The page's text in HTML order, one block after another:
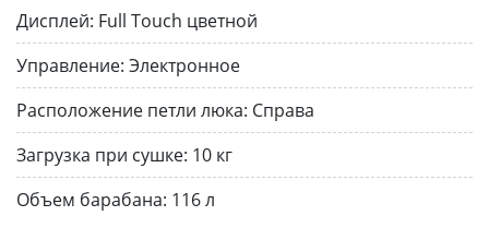
Дисплей: Full Touch цветной
Управление: Электронное
Расположение петли люка: Справа
Загрузка при сушке: 10 кг
Объем барабана: 116 л